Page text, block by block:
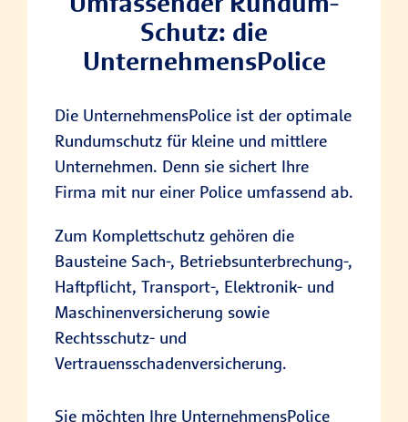
Schutz: die
UnternehmensPolice
Die UnternehmensPolice ist der optimale
Rundumschutz für kleine und mittlere
Unternehmen. Denn sie sichert Ihre
Firma mit nur einer Police umfassend ab.
Zum Komplettschutz gehören die
Bausteine Sach-, Betriebsunterbrechung-,
Haftpflicht, Transport-, Elektronik- und
Maschinenversicherung sowie
Rechtsschutz- und
Vertrauensschadenversicherung.
Sie möchten Ihre UnternehmensPolice